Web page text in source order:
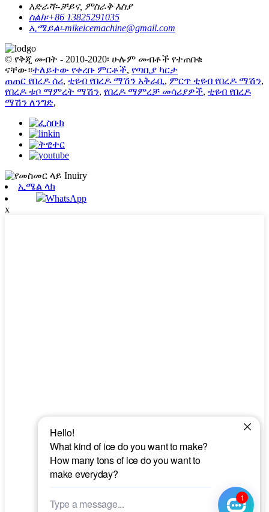
አድራሻ፡-ቻይና, ምስራቅ እስያ
ስልክ፡+86 13825291035
ኢሜይል፡-mikeicemachine@gmail.com
© የቅጂ መብት - 2010-2020፡ ሁሉም መብቶች የተጠበቁ
ናቸው።ተለይተው የቀረቡ ምርቶች, የጣቢያ ካርታ
ጠጠር የበረዶ ሰሪ, ቲዩብ የበረዶ ማሽን አቅራቢ, ምርጥ ቲዩብ የበረዶ ማሽን,
የበረዶ ቱቦ ማምረት ማሽን, የበረዶ ማምረቻ መሳሪያዎች, ቲዩብ የበረዶ
ማሽን ለንግድ,
ኢሜል ላክ
WhatsApp
x